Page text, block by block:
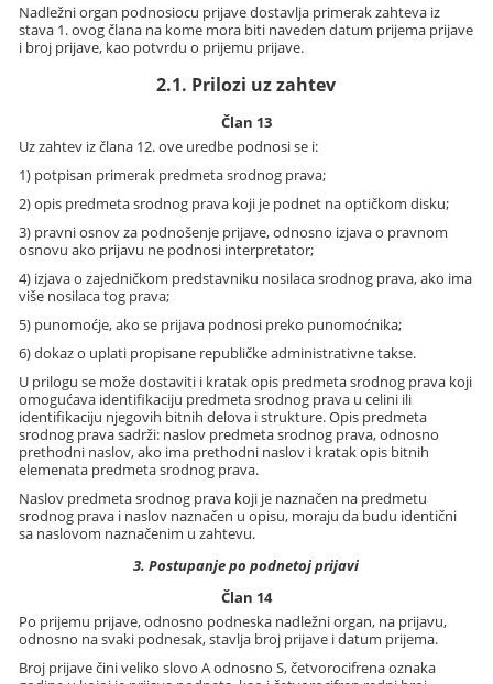
Nadležni organ podnosiocu prijave dostavlja primerak zahteva iz
stava 1. ovog člana na kome mora biti naveden datum prijema prijave
i broj prijave, kao potvrdu o prijemu prijave.
2.1. Prilozi uz zahtev
Član 13
Uz zahtev iz člana 12. ove uredbe podnosi se i:
1) potpisan primerak predmeta srodnog prava;
2) opis predmeta srodnog prava koji je podnet na optičkom disku;
3) pravni osnov za podnošenje prijave, odnosno izjava o pravnom
osnovu ako prijavu ne podnosi interpretator;
4) izjava o zajedničkom predstavniku nosilaca srodnog prava, ako ima
više nosilaca tog prava;
5) punomoćje, ako se prijava podnosi preko punomoćnika;
6) dokaz o uplati propisane republičke administrativne takse.
U prilogu se može dostaviti i kratak opis predmeta srodnog prava koji
omogućava identifikaciju predmeta srodnog prava u celini ili
identifikaciju njegovih bitnih delova i strukture. Opis predmeta
srodnog prava sadrži: naslov predmeta srodnog prava, odnosno
prethodni naslov, ako ima prethodni naslov i kratak opis bitnih
elemenata predmeta srodnog prava.
Naslov predmeta srodnog prava koji je naznačen na predmetu
srodnog prava i naslov naznačen u opisu, moraju da budu identični
sa naslovom naznačenim u zahtevu.
3. Postupanje po podnetoj prijavi
Član 14
Po prijemu prijave, odnosno podneska nadležni organ, na prijavu,
odnosno na svaki podnesak, stavlja broj prijave i datum prijema.
Broj prijave čini veliko slovo A odnosno S, četvorocifrena oznaka